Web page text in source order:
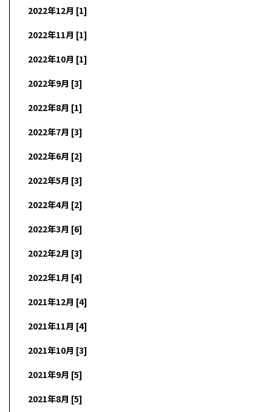
2022年12月 [1]
2022年11月 [1]
2022年10月 [1]
2022年9月 [3]
2022年8月 [1]
2022年7月 [3]
2022年6月 [2]
2022年5月 [3]
2022年4月 [2]
2022年3月 [6]
2022年2月 [3]
2022年1月 [4]
2021年12月 [4]
2021年11月 [4]
2021年10月 [3]
2021年9月 [5]
2021年8月 [5]